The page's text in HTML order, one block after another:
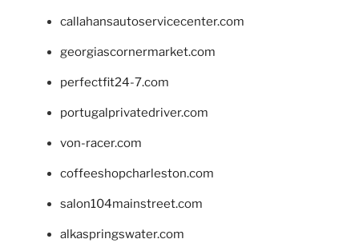
callahansautoservicecenter.com
georgiascornermarket.com
perfectfit24-7.com
portugalprivatedriver.com
von-racer.com
coffeeshopcharleston.com
salon104mainstreet.com
alkaspringswater.com